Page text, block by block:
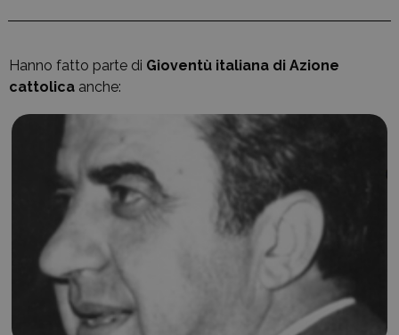
Hanno fatto parte di Gioventù italiana di Azione
cattolica anche: